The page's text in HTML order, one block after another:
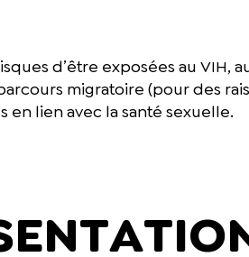
d’être exposées au VIH,
migratoire (pour des
lien avec la santé sexuelle.